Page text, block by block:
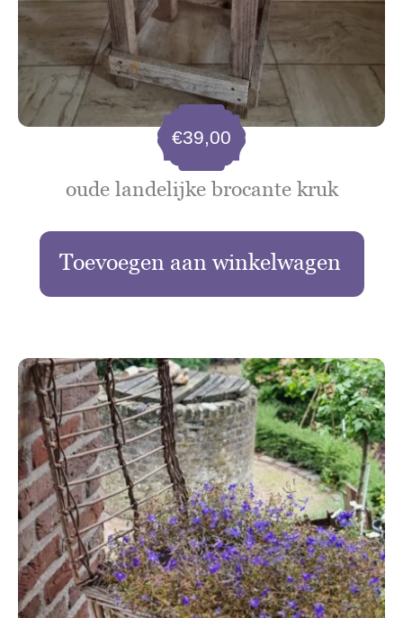
oude landelijke brocante kruk
€39,00
Toevoegen aan winkelwagen